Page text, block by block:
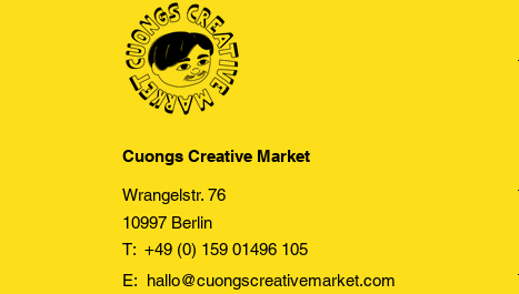
Cuongs Creative Market
Wrangelstr. 76
10997 Berlin
T: +49 (0) 159 01496 105
E: hallo@cuongscreativemarket.com